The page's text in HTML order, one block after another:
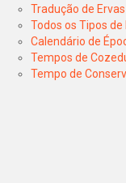
Tradução de
Todos os Tipos de
Calendário de
Tempos de
Tempo de